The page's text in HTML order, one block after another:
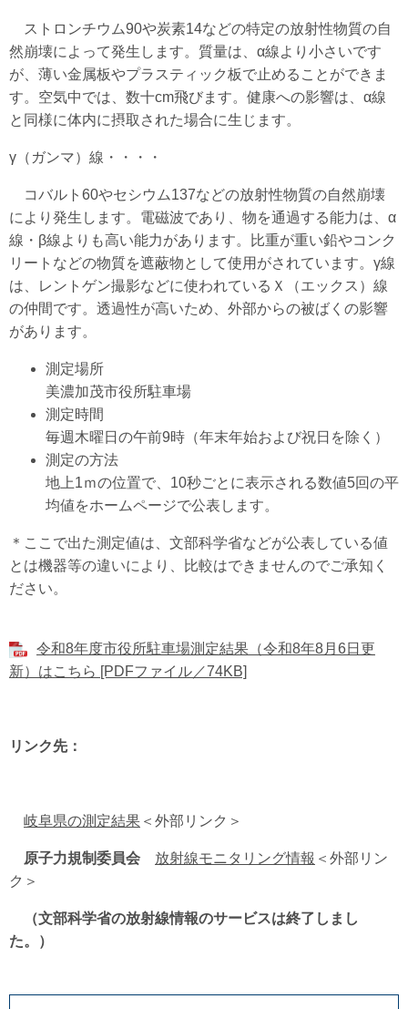
ストロンチウム90や炭素14などの特定の放射性物質の自
然崩壊によって発生します。質量は、α線より小さいです
が、薄い金属板やプラスティック板で止めることができま
す。空気中では、数十cm飛びます。健康への影響は、α線
と同様に体内に摂取された場合に生じます。
γ（ガンマ）線・・・・
コバルト60やセシウム137などの放射性物質の自然崩壊
により発生します。電磁波であり、物を通過する能力は、α
線・β線よりも高い能力があります。比重が重い鉛やコンク
リートなどの物質を遮蔽物として使用がされています。γ線
は、レントゲン撮影などに使われているＸ（エックス）線
の仲間です。透過性が高いため、外部からの被ばくの影響
があります。
測定場所
美濃加茂市役所駐車場
測定時間
毎週木曜日の午前9時（年末年始および祝日を除く）
測定の方法
地上1ｍの位置で、10秒ごとに表示される数値5回の平
均値をホームページで公表します。
＊ここで出た測定値は、文部科学省などが公表している値
とは機器等の違いにより、比較はできませんのでご承知く
ださい。
令和8年度市役所駐車場測定結果（令和8年8月6日更
新）はこちら [PDFファイル／74KB]
リンク先：
岐阜県の測定結果 ＜外部リンク＞
原子力規制委員会 放射線モニタリング情報 ＜外部リン
ク＞
（文部科学省の放射線情報のサービスは終了しまし
た。）